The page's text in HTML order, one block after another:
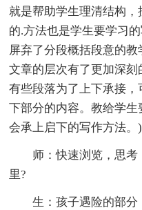
就是帮助学生理清结构
的.方法也是学生要学习
屏弃了分段概括段意的
文章的层次有了更加深
有些段落为了上下承接
下部分的内容。教给学
会承上启下的写作方法。)
师：快速浏览，思考
里?
生：孩子遇险的部分